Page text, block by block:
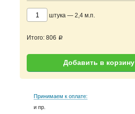
штука — 2,4 м.п.
Итого: 806 a
Добавить в корзину
Принимаем к оплате:
и пр.